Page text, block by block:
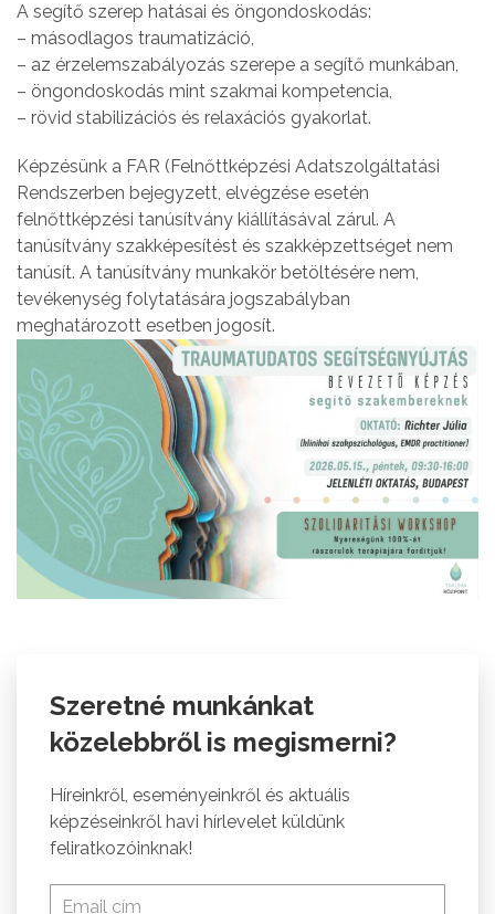
A segítő szerep hatásai és öngondoskodás:
– másodlagos traumatizáció,
– az érzelemszabályozás szerepe a segítő munkában,
– öngondoskodás mint szakmai kompetencia,
– rövid stabilizációs és relaxációs gyakorlat.
Képzésünk a FAR (Felnőttképzési Adatszolgáltatási
Rendszerben bejegyzett, elvégzése esetén
felnőttképzési tanúsítvány kiállításával zárul. A
tanúsítvány szakképesítést és szakképzettséget nem
tanúsít. A tanúsítvány munkakör betöltésére nem,
tevékenység folytatására jogszabályban
meghatározott esetben jogosít.
Szeretné munkánkat
közelebbről is megismerni?
Híreinkről, eseményeinkről és aktuális
képzéseinkről havi hírlevelet küldünk
feliratkozóinknak!